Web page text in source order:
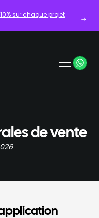
sur chaque projet
de vente